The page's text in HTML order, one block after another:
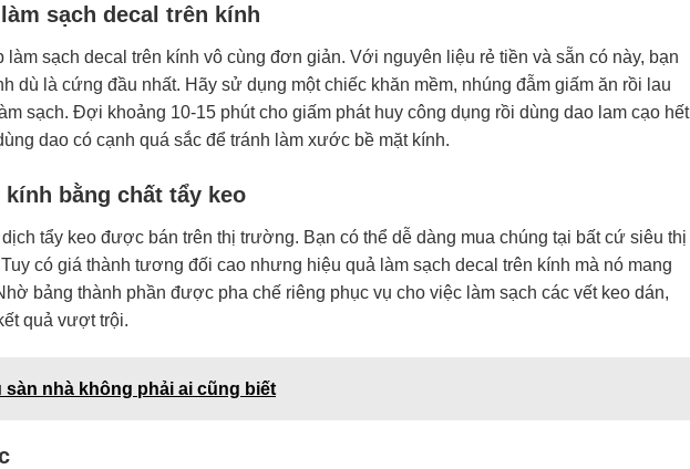
sạch decal trên kính
sạch decal trên kính vô cùng đơn giản. Với nguyên liệu rẻ tiền và sẵn có này, bạn
dù là cứng đầu nhất. Hãy sử dụng một chiếc khăn mềm, nhúng đẫm giấm ăn rồi lau
sạch. Đợi khoảng 10-15 phút cho giấm phát huy công dụng rồi dùng dao lam cạo hết
dao có cạnh quá sắc để tránh làm xước bề mặt kính.
bằng chất tẩy keo
tẩy keo được bán trên thị trường. Bạn có thể dễ dàng mua chúng tại bất cứ siêu thị
có giá thành tương đối cao nhưng hiệu quả làm sạch decal trên kính mà nó mang
bảng thành phần được pha chế riêng phục vụ cho việc làm sạch các vết keo dán,
quả vượt trội.
sàn nhà không phải ai cũng biết